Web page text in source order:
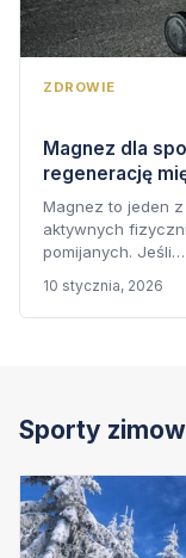
ZDROWIE
Magnez dla
regenerację
Magnez to jeden
aktywnych
pomijanych. Jeśli…
10 stycznia, 2026
Sporty